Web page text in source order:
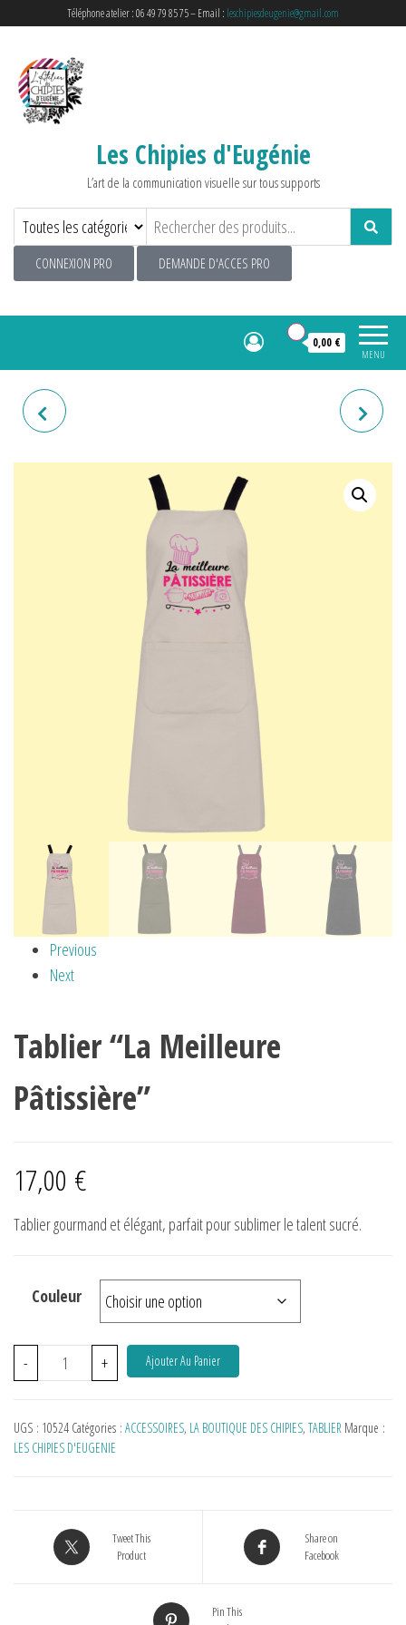
Téléphone atelier : 06 49 79 85 75 – Email : leschipiesdeugenie@gmail.com
Les Chipies d'Eugénie
L’art de la communication visuelle sur tous supports
CONNEXION PRO DEMANDE D'ACCES PRO
MENU
0,00 €
Previous
Next
Tablier “La Meilleure
Pâtissière”
17,00 €
Tablier gourmand et élégant, parfait pour sublimer le talent sucré.
Couleur
- + Ajouter Au Panier
UGS : 10524 Catégories : ACCESSOIRES, LA BOUTIQUE DES CHIPIES, TABLIER Marque :
LES CHIPIES D'EUGENIE
Tweet This
Product
Share on
Facebook
Pin This